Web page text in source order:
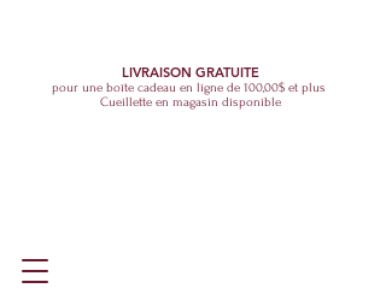
LIVRAISON GRATUITE
pour une boîte cadeau en ligne de 100,00$ et plus
Cueillette en magasin disponible